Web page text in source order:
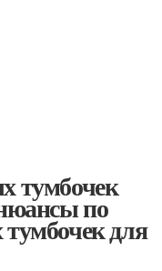
тумбочек
по
для